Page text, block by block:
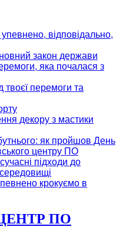
відповідально,
закон держави
яка почалася з
перемоги та
декору з мастики
як пройшов День
центру ПО
підходи до
крокуємо в